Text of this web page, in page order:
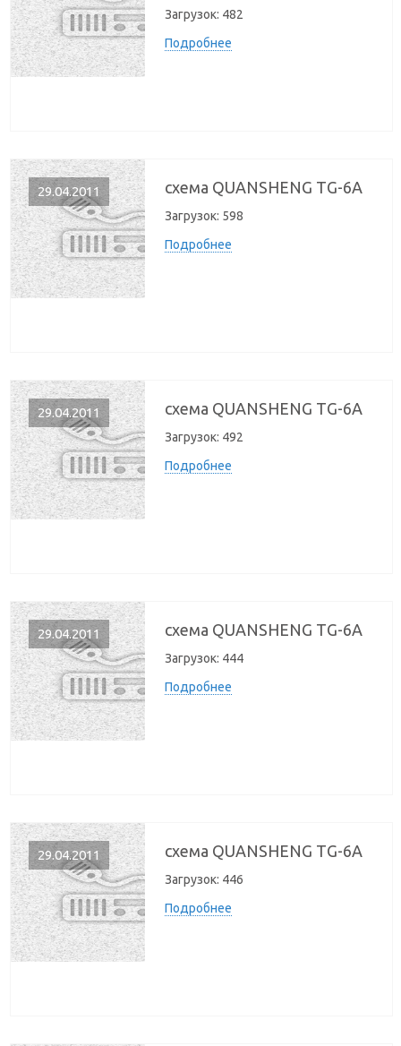
Загрузок: 482
Подробнее
29.04.2011 схема QUANSHENG TG-6A
Загрузок: 598
Подробнее
29.04.2011 схема QUANSHENG TG-6A
Загрузок: 492
Подробнее
29.04.2011 схема QUANSHENG TG-6A
Загрузок: 444
Подробнее
29.04.2011 схема QUANSHENG TG-6A
Загрузок: 446
Подробнее